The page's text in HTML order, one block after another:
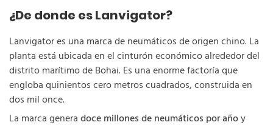
¿De donde es Lanvigator?
Lanvigator es una marca de neumáticos de origen chino. La
planta está ubicada en el cinturón económico alrededor del
distrito marítimo de Bohai. Es una enorme factoría que
engloba quinientos cero metros cuadrados, construida en
dos mil once.
La marca generadoce millones de neumáticos por añoy